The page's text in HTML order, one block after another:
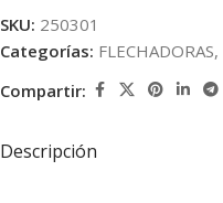
SKU: 250301
Categorías: FLECHADORAS,
Compartir:
Descripción